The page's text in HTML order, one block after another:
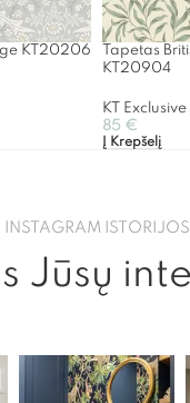
KT20206
Tapetas
KT20904
KT Exclusive
85 €
Į Krepšelį
INSTAGRAM ISTORIJOS
Jūsų